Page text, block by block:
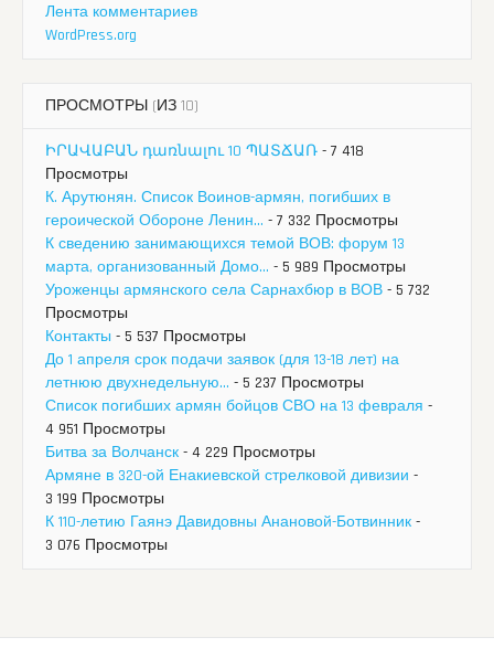
Лента комментариев
WordPress.org
ПРОСМОТРЫ (ИЗ 10)
ԻՐԱՎԱԲԱՆ դառնալու 10 ՊԱՏՃԱՌ - 7 418
Просмотры
К. Арутюнян. Список Воинов-армян, погибших в
героической Обороне Ленин... - 7 332 Просмотры
К сведению занимающихся темой ВОВ: форум 13
марта, организованный Домо... - 5 989 Просмотры
Уроженцы армянского села Сарнахбюр в ВОВ - 5 732
Просмотры
Контакты - 5 537 Просмотры
До 1 апреля срок подачи заявок (для 13-18 лет) на
летнюю двухнедельную... - 5 237 Просмотры
Список погибших армян бойцов СВО на 13 февраля -
4 951 Просмотры
Битва за Волчанск - 4 229 Просмотры
Армяне в 320-ой Енакиевской стрелковой дивизии -
3 199 Просмотры
К 110-летию Гаянэ Давидовны Анановой-Ботвинник -
3 076 Просмотры